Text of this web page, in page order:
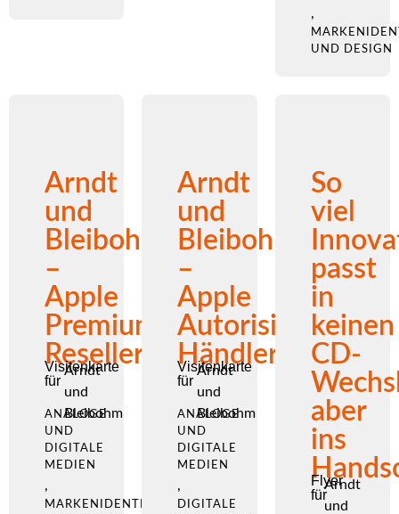
,
UND DESIGN
Arndt
und
Bleibohm
–
Apple
Premium
Reseller
Visitenkarte
für
Arndt
und
Bleibohm
ANALOGE
UND
DIGITALE
MEDIEN
,
MARKENIDENTITÄT
Arndt
und
Bleibohm
–
Apple
Autorisierter
Händler
Visitenkarte
für
Arndt
und
Bleibohm
ANALOGE
UND
DIGITALE
MEDIEN
,
DIGITALE
So
viel
passt
in
keinen
CD-
aber
ins
Flyer
für
Arndt
und